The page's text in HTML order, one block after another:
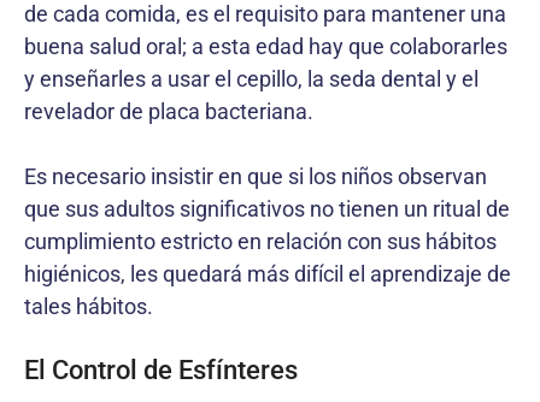
de cada comida, es el requisito para mantener una
buena salud oral; a esta edad hay que colaborarles
y enseñarles a usar el cepillo, la seda dental y el
revelador de placa bacteriana.
Es necesario insistir en que si los niños observan
que sus adultos significativos no tienen un ritual de
cumplimiento estricto en relación con sus hábitos
higiénicos, les quedará más difícil el aprendizaje de
tales hábitos.
El Control de Esfínteres